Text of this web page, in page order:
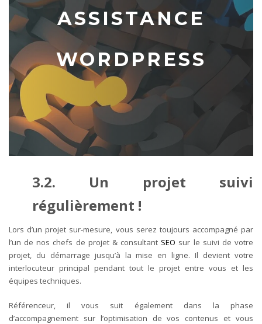
ASSISTANCE
WORDPRESS
3.2. Un projet suivi
régulièrement !
Lors d’un projet sur-mesure, vous serez toujours accompagné par
l’un de nos chefs de projet & consultant SEO sur le suivi de votre
projet, du démarrage jusqu’à la mise en ligne. Il devient votre
interlocuteur principal pendant tout le projet entre vous et les
équipes techniques.
Référenceur, il vous suit également dans la phase
d’accompagnement sur l’optimisation de vos contenus et vous